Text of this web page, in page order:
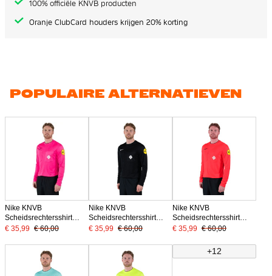
100% officiële KNVB producten
Oranje ClubCard houders krijgen 20% korting
POPULAIRE ALTERNATIEVEN
Nike KNVB
Scheidsrechtersshirt
Lange Mouwen 2024-
€ 35,99 € 60,00
Nike KNVB
Scheidsrechtersshirt
2024-2026 Lange
€ 35,99 € 60,00
Nike KNVB
Scheidsrechtersshirt
Lange Mouwen 2024-
€ 35,99 € 60,00
+12